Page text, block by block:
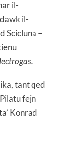
il-
il-
Scicluna –
tant qed
fejn
Konrad